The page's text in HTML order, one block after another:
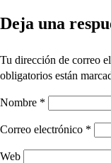
Deja una
Tu dirección de correo
obligatorios están
Nombre *
Correo electrónico *
Web